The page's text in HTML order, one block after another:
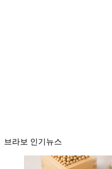
브라보 인기뉴스